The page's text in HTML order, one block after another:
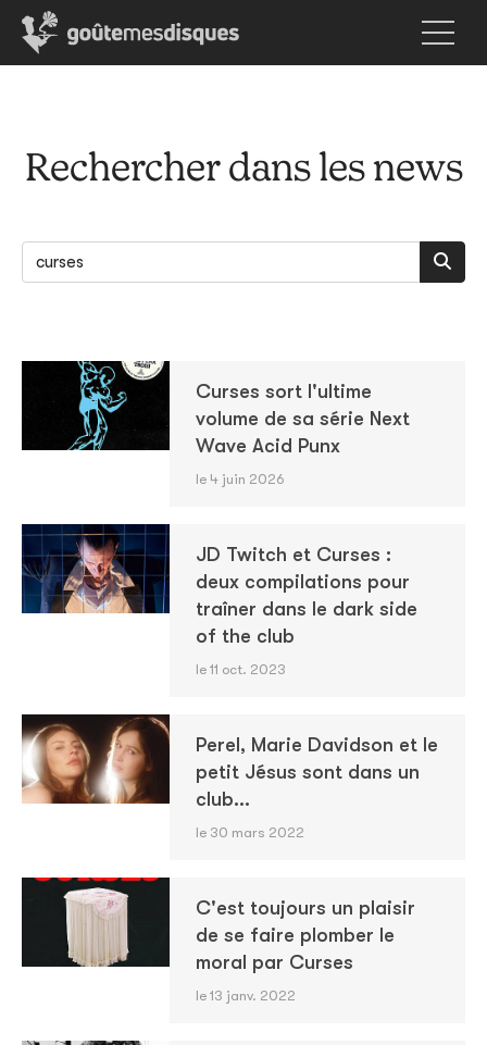
Rechercher dans les news
Curses sort l'ultime
volume de sa série Next
Wave Acid Punx
le 4 juin 2026
JD Twitch et Curses :
deux compilations pour
traîner dans le dark side
of the club
le 11 oct. 2023
Perel, Marie Davidson et le
petit Jésus sont dans un
club...
le 30 mars 2022
C'est toujours un plaisir
de se faire plomber le
moral par Curses
le 13 janv. 2022